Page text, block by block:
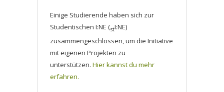
Einige Studierende haben sich zur
Studentischen I:NE (stI:NE)
zusammengeschlossen, um die Initiative
mit eigenen Projekten zu
unterstützen. Hier kannst du mehr
erfahren.